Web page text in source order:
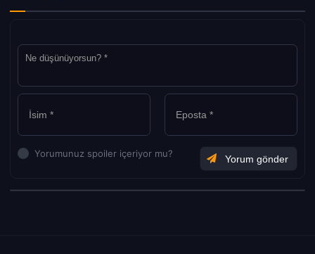
Yorumunuz spoiler içeriyor mu?